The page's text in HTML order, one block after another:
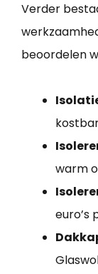
Verder
beoordelen
warm
euro’s